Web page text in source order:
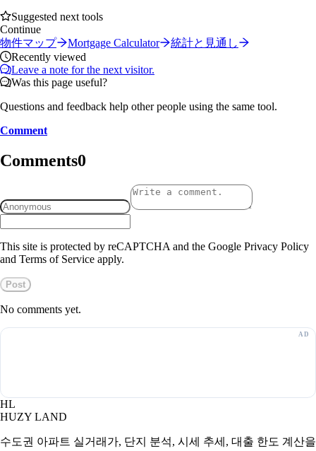
Suggested next tools
Continue
物件マップ
Mortgage Calculator
統計と見通し
Recently viewed
Leave a note for the next visitor.
Was this page useful?
Questions and feedback help other people using the same tool.
Comment
Comments0
This site is protected by reCAPTCHA and the Google Privacy Policy
and Terms of Service apply.
Post
No comments yet.
HL
HUZY LAND
수도권 아파트 실거래가, 단지 분석, 시세 추세, 대출 한도 계산을